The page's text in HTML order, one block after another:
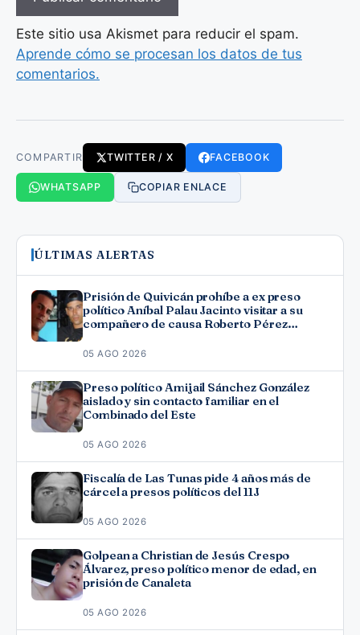
Este sitio usa Akismet para reducir el spam.
Aprende cómo se procesan los datos de tus
comentarios.
COMPARTIR TWITTER / X FACEBOOK
WHATSAPP COPIAR ENLACE
ÚLTIMAS ALERTAS
Prisión de Quivicán prohíbe a ex preso
político Aníbal Palau Jacinto visitar a su
compañero de causa Roberto Pérez
05 AGO 2026
Preso político Amijail Sánchez González
aislado y sin contacto familiar en el
Combinado del Este
05 AGO 2026
Fiscalía de Las Tunas pide 4 años más de
cárcel a presos políticos del 11J
05 AGO 2026
Golpean a Christian de Jesús Crespo
Álvarez, preso político menor de edad, en
prisión de Canaleta
05 AGO 2026